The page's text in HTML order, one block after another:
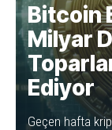
Bitcoin
Milyar
Ediyor
Geçen hafta